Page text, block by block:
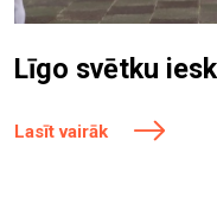
Līgo svētku
Lasīt vairāk